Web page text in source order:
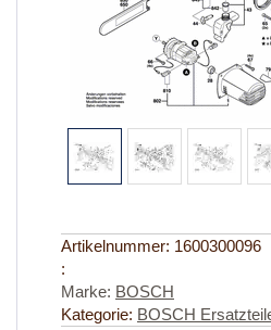
Artikelnummer: 1600300096
:
Marke: BOSCH
Kategorie: BOSCH